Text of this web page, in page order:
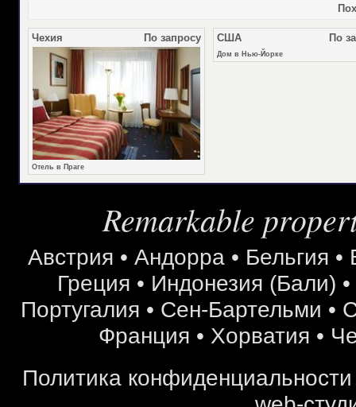
Чехия По запросу
Отель в Праге
США По
Дом в Нью-Йорке
Remarkable
Австрия • Андорра • Бельгия •
Греция • Индонезия (Бали) •
Португалия • Сен-Бартельми •
Франция • Хорватия •
Политика конфиденциальности